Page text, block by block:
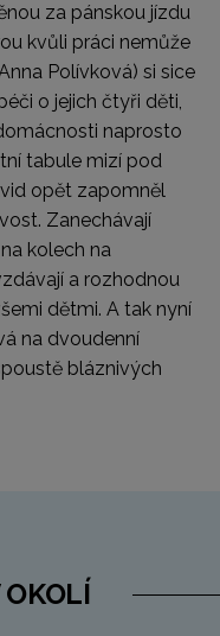
za pánskou jízdu
kvůli práci nemůže
Polívková) si sice
o jejich čtyři děti,
naprosto
tabule mizí pod
opět zapomněl
Zanechávají
kolech na
a rozhodnou
dětmi. A tak nyní
na dvoudenní
bláznivých
OKOLÍ